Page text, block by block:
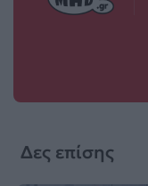
Δες επίσης